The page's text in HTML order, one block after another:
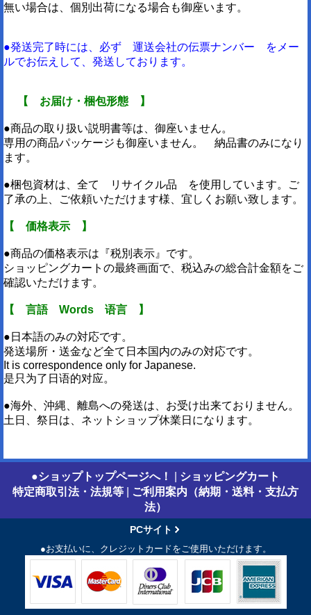
無い場合は、個別出荷になる場合も御座います。
●発送完了時には、必ず 運送会社の伝票ナンバー をメー
ルでお伝えして、発送しております。
【 お届け・梱包形態 】
●商品の取り扱い説明書等は、御座いません。
専用の商品パッケージも御座いません。 納品書のみになり
ます。
●梱包資材は、全て リサイクル品 を使用しています。ご
了承の上、ご依頼いただけます様、宜しくお願い致します。
【 価格表示 】
●商品の価格表示は『税別表示』です。
ショッピングカートの最終画面で、税込みの総合計金額をご
確認いただけます。
【 言語 Words 语言 】
●日本語のみの対応です。
発送場所・送金など全て日本国内のみの対応です。
It is correspondence only for Japanese.
是只为了日语的对应。
●海外、沖縄、離島への発送は、お受け出来ておりません。
土日、祭日は、ネットショップ休業日になります。
●ショップトップページへ！
ショッピングカート
特定商取引法・法規等
ご利用案内（納期・送料・支払方
法）
PCサイト
●お支払いに、クレジットカードをご使用いただけます。